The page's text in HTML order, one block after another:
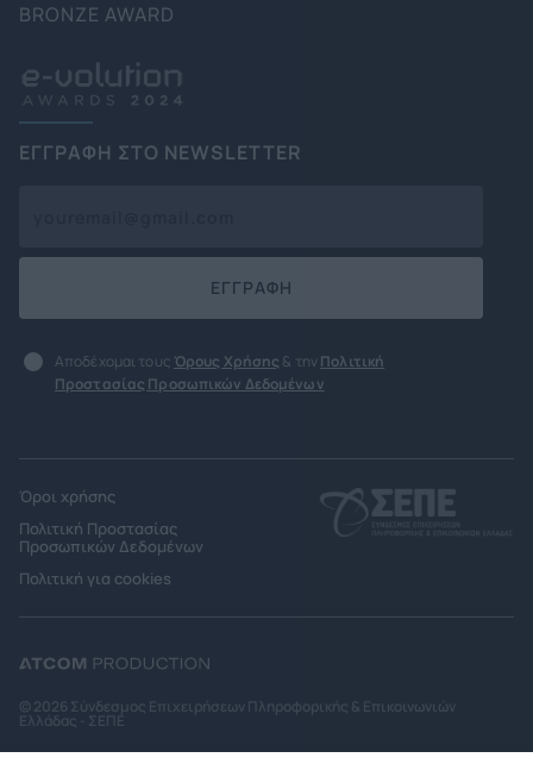
BRONZE AWARD
ΕΓΓΡΑΦΗ ΣΤΟ NEWSLETTER
ΕΓΓΡΑΦΗ
Αποδέχομαι τους Όρους Χρήσης & την Πολιτική
Προστασίας Προσωπικών Δεδομένων
Όροι χρήσης
Πολιτική Προστασίας
Προσωπικών Δεδομένων
Πολιτική για cookies
© 2026 Σύνδεσμος Επιχειρήσεων Πληροφορικής & Επικοινωνιών
Ελλάδας - ΣΕΠΕ